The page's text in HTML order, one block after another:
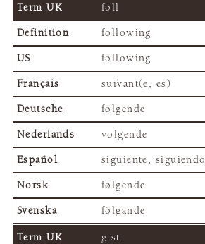
foll
following
following
suivant(e, es)
folgende
volgende
siguiente, siguiendo
følgende
fölgande
g st